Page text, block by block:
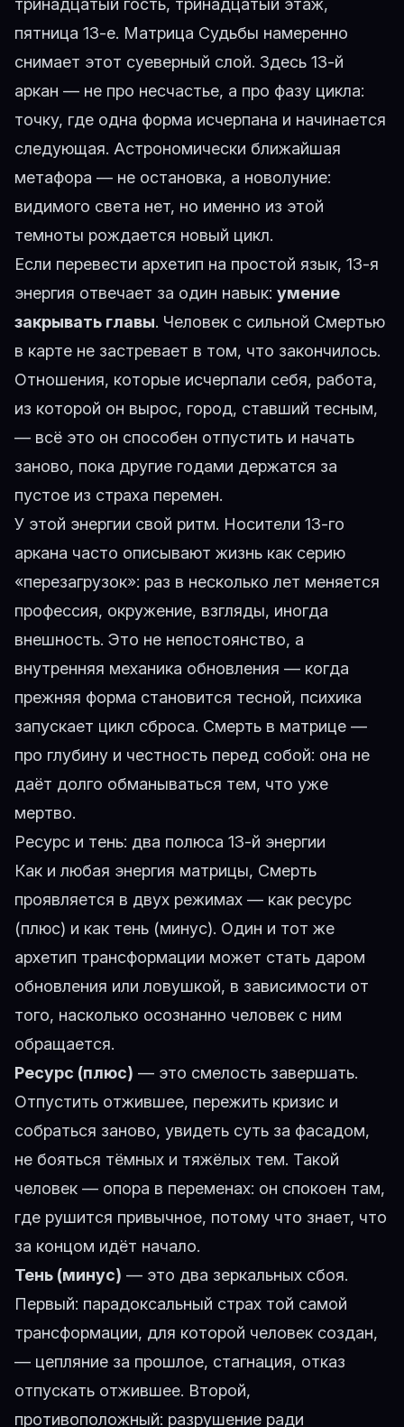
тринадцатый гость, тринадцатый этаж,
пятница 13-е. Матрица Судьбы намеренно
снимает этот суеверный слой. Здесь 13-й
аркан — не про несчастье, а про фазу цикла:
точку, где одна форма исчерпана и начинается
следующая. Астрономически ближайшая
метафора — не остановка, а новолуние:
видимого света нет, но именно из этой
темноты рождается новый цикл.
Если перевести архетип на простой язык, 13-я
энергия отвечает за один навык: умение
закрывать главы. Человек с сильной Смертью
в карте не застревает в том, что закончилось.
Отношения, которые исчерпали себя, работа,
из которой он вырос, город, ставший тесным,
— всё это он способен отпустить и начать
заново, пока другие годами держатся за
пустое из страха перемен.
У этой энергии свой ритм. Носители 13-го
аркана часто описывают жизнь как серию
«перезагрузок»: раз в несколько лет меняется
профессия, окружение, взгляды, иногда
внешность. Это не непостоянство, а
внутренняя механика обновления — когда
прежняя форма становится тесной, психика
запускает цикл сброса. Смерть в матрице —
про глубину и честность перед собой: она не
даёт долго обманываться тем, что уже
мертво.
Ресурс и тень: два полюса 13-й энергии
Как и любая энергия матрицы, Смерть
проявляется в двух режимах — как ресурс
(плюс) и как тень (минус). Один и тот же
архетип трансформации может стать даром
обновления или ловушкой, в зависимости от
того, насколько осознанно человек с ним
обращается.
Ресурс (плюс) — это смелость завершать.
Отпустить отжившее, пережить кризис и
собраться заново, увидеть суть за фасадом,
не бояться тёмных и тяжёлых тем. Такой
человек — опора в переменах: он спокоен там,
где рушится привычное, потому что знает, что
за концом идёт начало.
Тень (минус) — это два зеркальных сбоя.
Первый: парадоксальный страх той самой
трансформации, для которой человек создан,
— цепляние за прошлое, стагнация, отказ
отпускать отжившее. Второй,
противоположный: разрушение ради